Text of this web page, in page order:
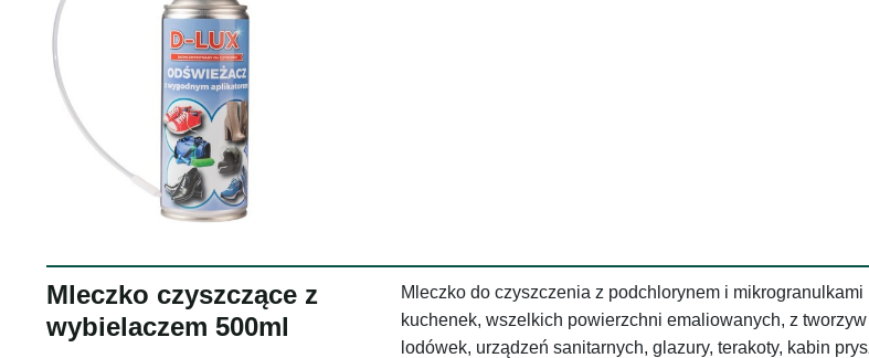
Mleczko czyszczące z
wybielaczem 500ml
Mleczko do czyszczenia z podchlorynem i
kuchenek, wszelkich powierzchni emaliowanych, z
lodówek, urządzeń sanitarnych, glazury, terakoty, kabin